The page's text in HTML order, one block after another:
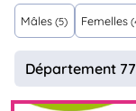
..
Assurances
Connexion
Mâles (5) Femelles
Département